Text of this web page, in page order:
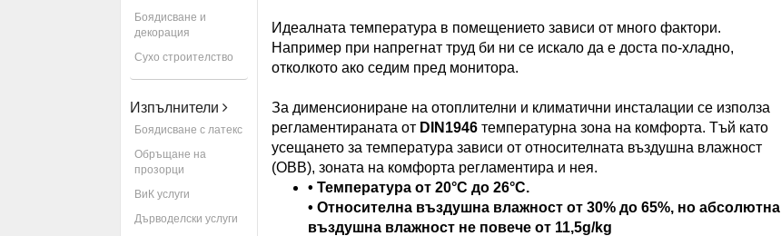
Боядисване и
декорация
Сухо строителство
Изпълнители
Боядисване с латекс
Обръщане на
прозорци
ВиК услуги
Дърводелски услуги
Идеалната температура в помещението зависи от много фактори.
Например при напрегнат труд би ни се искало да е доста по-хладно,
отколкото ако седим пред монитора.
За дименсиониране на отоплителни и климатични инсталации се използа
регламентираната от DIN1946 температурна зона на комфорта. Тъй като
усещането за температура зависи от относителната въздушна влажност
(ОВВ), зоната на комфорта регламентира и нея.
• Температура от 20°C до 26°C.
• Относителна въздушна влажност от 30% до 65%, но абсолютна
въздушна влажност не повече от 11,5g/kg